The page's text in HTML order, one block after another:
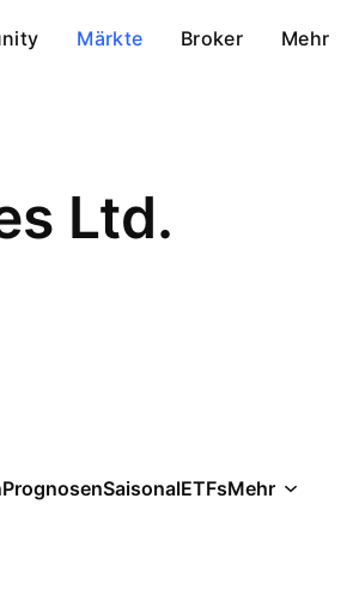
Märkte Broker Mehr
Ltd.
PrognosenSaisonalETFsMehr